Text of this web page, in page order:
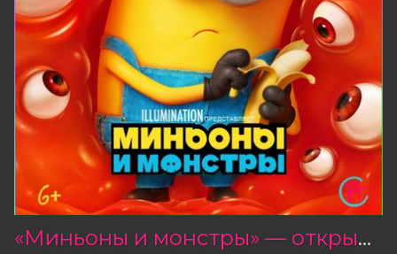
«Миньоны и монстры» — открыта продажа билетов!